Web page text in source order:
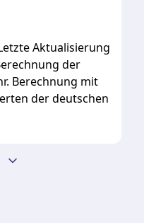
Aktualisierung
der
Berechnung mit
der deutschen